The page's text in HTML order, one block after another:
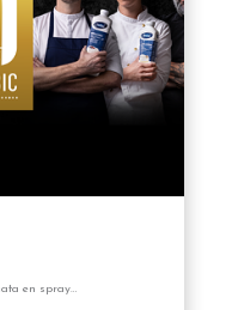
en spray…